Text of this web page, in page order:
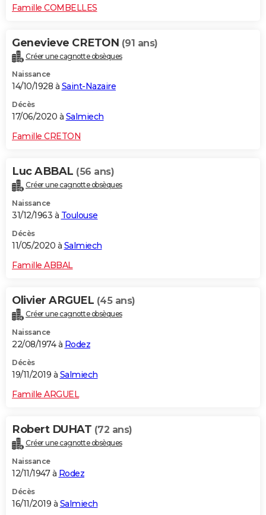
Famille COMBELLES
Genevieve CRETON (91 ans)
Créer une cagnotte obsèques
Naissance
14/10/1928 à Saint-Nazaire
Décès
17/06/2020 à Salmiech
Famille CRETON
Luc ABBAL (56 ans)
Créer une cagnotte obsèques
Naissance
31/12/1963 à Toulouse
Décès
11/05/2020 à Salmiech
Famille ABBAL
Olivier ARGUEL (45 ans)
Créer une cagnotte obsèques
Naissance
22/08/1974 à Rodez
Décès
19/11/2019 à Salmiech
Famille ARGUEL
Robert DUHAT (72 ans)
Créer une cagnotte obsèques
Naissance
12/11/1947 à Rodez
Décès
16/11/2019 à Salmiech